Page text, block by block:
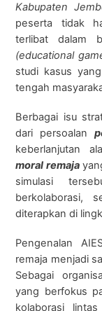
Kabupaten
peserta tidak
terlibat dalam
(educational
studi kasus
tengah
Berbagai isu
dari persoalan
keberlanjutan
moral remaja
simulasi
berkolaborasi,
diterapkan di
Pengenalan
remaja menjadi
Sebagai
yang berfokus
kolaborasi